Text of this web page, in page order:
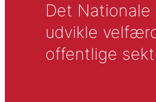
Det
udvikle
offentlige